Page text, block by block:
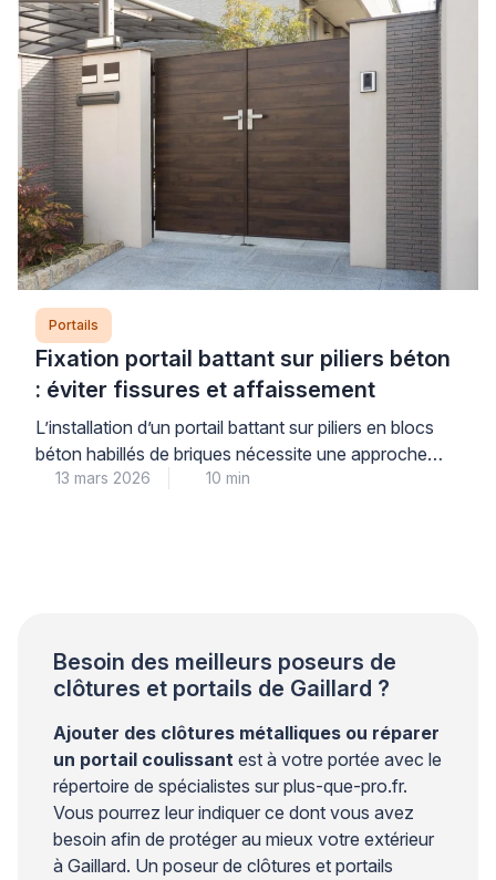
gonds fatigués ou des poteaux mal scellés. […]
Portails
Fixation portail battant sur piliers béton
: éviter fissures et affaissement
L’installation d’un portail battant sur piliers en blocs
béton habillés de briques nécessite une approche
technique rigoureuse. Les contraintes mécaniques
13 mars 2026 10 min
Besoin des meilleurs poseurs de
clôtures et portails de Gaillard ?
Ajouter des clôtures métalliques ou réparer
un portail coulissant est à votre portée avec le
répertoire de spécialistes sur plus-que-pro.fr.
Vous pourrez leur indiquer ce dont vous avez
besoin afin de protéger au mieux votre extérieur
à Gaillard. Un poseur de clôtures et portails